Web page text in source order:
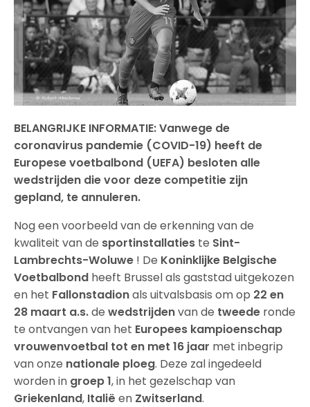
BELANGRIJKE INFORMATIE: Vanwege de
coronavirus pandemie (COVID-19) heeft de
Europese voetbalbond (UEFA) besloten alle
wedstrijden die voor deze competitie zijn
gepland, te annuleren.
Nog een voorbeeld van de erkenning van de
kwaliteit van de sportinstallaties te Sint-
Lambrechts-Woluwe ! De Koninklijke Belgische
Voetbalbond heeft Brussel als gaststad uitgekozen
en het Fallonstadionals uitvalsbasis om op 22 en
28 maart a.s.dewedstrijdenvan de tweede ronde
te ontvangen van het Europees kampioenschap
vrouwenvoetbal tot en met 16 jaar met inbegrip
van onze nationale ploeg. Deze zal ingedeeld
worden in groep 1, in het gezelschap van
Griekenland, Italië en Zwitserland.